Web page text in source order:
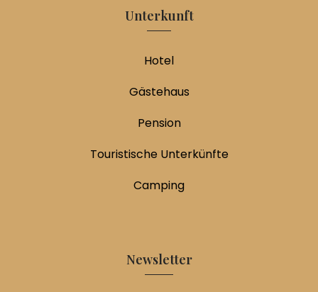
Unterkunft
Hotel
Gästehaus
Pension
Touristische Unterkünfte
Camping
Newsletter